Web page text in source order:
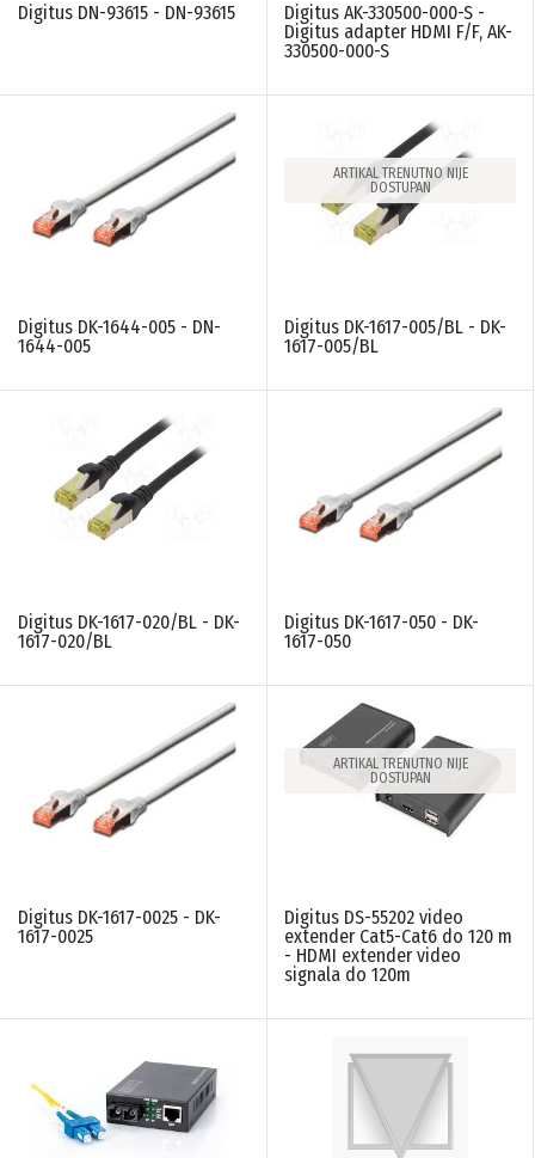
Digitus DN-93615 - DN-93615
Digitus AK-330500-000-S -
Digitus adapter HDMI F/F, AK-
330500-000-S
Digitus DK-1644-005 - DN-
1644-005
ARTIKAL TRENUTNO NIJE
DOSTUPAN
Digitus DK-1617-005/BL - DK-
1617-005/BL
Digitus DK-1617-020/BL - DK-
1617-020/BL
Digitus DK-1617-050 - DK-
1617-050
Digitus DK-1617-0025 - DK-
1617-0025
ARTIKAL TRENUTNO NIJE
DOSTUPAN
Digitus DS-55202 video
extender Cat5-Cat6 do 120 m
- HDMI extender video
signala do 120m